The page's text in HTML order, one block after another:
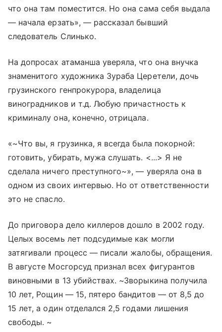
что она там поместится. Но она сама себя выдала
— начала ерзать», — рассказал бывший
следователь Слинько.
На допросах атаманша уверяла, что она внучка
знаменитого художника Зураба Церетели, дочь
грузинского генпрокурора, владелица
виноградников и т.д. Любую причастность к
криминалу она, конечно, отрицала.
«~Что вы, я грузинка, я всегда была покорной:
готовить, убирать, мужа слушать. <...> Я не
сделала ничего преступного~», — уверяла она в
одном из своих интервью. Но от ответственности
это не спасло.
До приговора дело киллеров дошло в 2002 году.
Целых восемь лет подсудимые как могли
затягивали процесс — писали жалобы, обращения.
В августе Мосгорсуд признал всех фигурантов
виновными в 13 убийствах. ~Зворыкина получила
10 лет, Рощин — 15, пятеро бандитов — от 8,5 до
15 лет, а один отделался 2,5 годами лишения
свободы. ~